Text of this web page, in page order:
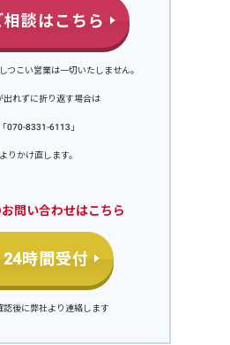
相談はこちら
つこい営業は一切いたしません。
出れずに折り返す場合は
「070-8331-6113」
よりかけ直します。
問い合わせはこちら
24時間受付
認後に弊社より連絡します